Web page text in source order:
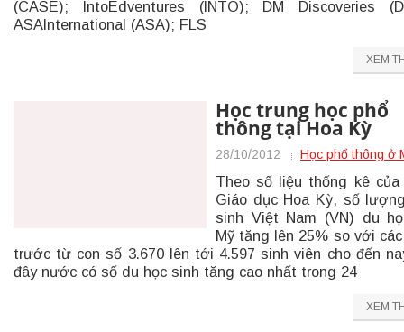
(CASE); IntoEdventures (INTO); DM Discoveries
ASAInternational (ASA); FLS
XEM
Học trung học phổ
thông tại Hoa Kỳ
28/10/2012 Học phổ thông ở
Theo số liệu thống kê của
Giáo dục Hoa Kỳ, số
sinh Việt Nam (VN) du
Mỹ tăng lên 25% so với
trước từ con số 3.670 lên tới 4.597 sinh viên cho đến
đây nước có số du học sinh tăng cao nhất trong 24
XEM